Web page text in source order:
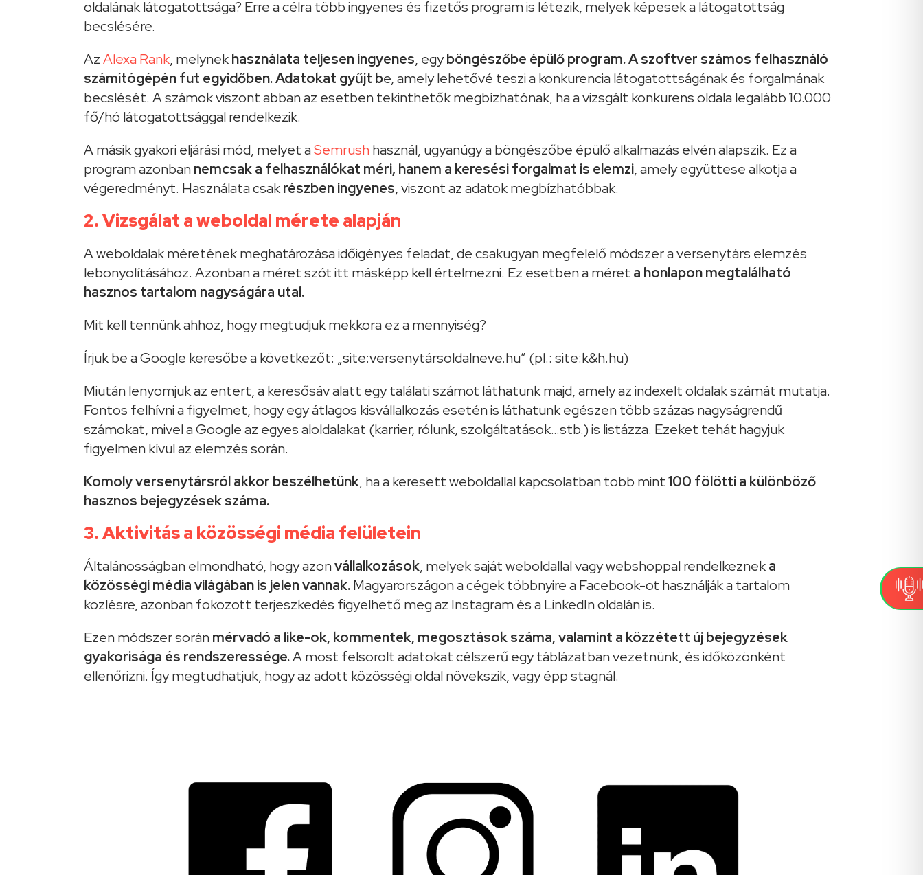
oldalának látogatottsága? Erre a célra több ingyenes és fizetős program is létezik, melyek képesek a látogatottság
becslésére.
AzAlexa Rank, melynekhasználata teljesen ingyenes, egyböngészőbe épülő program. A szoftver számos felhasználó
számítógépén fut egyidőben. Adatokat gyűjt be, amely lehetővé teszi a konkurencia látogatottságának és forgalmának
becslését. A számok viszont abban az esetben tekinthetők megbízhatónak, ha a vizsgált konkurens oldala legalább 10.000
fő/hó látogatottsággal rendelkezik.
A másik gyakori eljárási mód, melyet aSemrushhasznál, ugyanúgy a böngészőbe épülő alkalmazás elvén alapszik. Ez a
program azonbannemcsak a felhasználókat méri, hanem a keresési forgalmat is elemzi, amely együttese alkotja a
végeredményt. Használata csakrészben ingyenes, viszont az adatok megbízhatóbbak.
2. Vizsgálat a weboldal mérete alapján
A weboldalak méretének meghatározása időigényes feladat, de csakugyan megfelelő módszer a versenytárs elemzés
lebonyolításához. Azonban a méret szót itt másképp kell értelmezni. Ez esetben a méret a honlapon megtalálható
hasznos tartalom nagyságára utal.
Mit kell tennünk ahhoz, hogy megtudjuk mekkora ez a mennyiség?
Írjuk be a Google keresőbe a következőt: „site:versenytársoldalneve.hu” (pl.: site:k&h.hu)
Miután lenyomjuk az entert, a keresősáv alatt egy találati számot láthatunk majd, amely az indexelt oldalak számát mutatja.
Fontos felhívni a figyelmet, hogy egy átlagos kisvállalkozás esetén is láthatunk egészen több százas nagyságrendű
számokat, mivel a Google az egyes aloldalakat (karrier, rólunk, szolgáltatások…stb.) is listázza. Ezeket tehát hagyjuk
figyelmen kívül az elemzés során.
Komoly versenytársról akkor beszélhetünk, ha a keresett weboldallal kapcsolatban több mint100 fölötti a különböző
hasznos bejegyzések száma.
3. Aktivitás a közösségi média felületein
Általánosságban elmondható, hogy azonvállalkozások, melyek saját weboldallal vagy webshoppal rendelkezneka
közösségi média világában is jelen vannak.Magyarországon a cégek többnyire a Facebook-ot használják a tartalom
közlésre, azonban fokozott terjeszkedés figyelhető meg az Instagram és a LinkedIn oldalán is.
Ezen módszer soránmérvadó a like-ok, kommentek, megosztások száma, valamint a közzétett új bejegyzések
gyakorisága és rendszeressége.A most felsorolt adatokat célszerű egy táblázatban vezetnünk, és időközönként
ellenőrizni. Így megtudhatjuk, hogy az adott közösségi oldal növekszik, vagy épp stagnál.